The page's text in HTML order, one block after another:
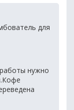
для
нужно